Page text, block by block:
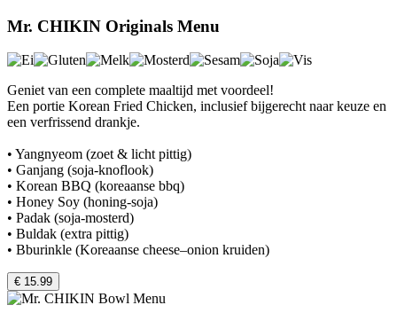
Mr. CHIKIN Originals Menu
Geniet van een complete maaltijd met voordeel!
Een portie Korean Fried Chicken, inclusief bijgerecht naar keuze en
een verfrissend drankje.
• Yangnyeom (zoet & licht pittig)
• Ganjang (soja-knoflook)
• Korean BBQ (koreaanse bbq)
• Honey Soy (honing-soja)
• Padak (soja-mosterd)
• Buldak (extra pittig)
• Bburinkle (Koreaanse cheese–onion kruiden)
€ 15.99